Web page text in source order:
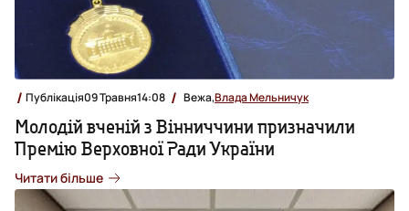
Публікація09 Травня14:08 Вежа,Влада Мельничук
Молодій вченій з Вінниччини призначили
Премію Верховної Ради України
Читати більше